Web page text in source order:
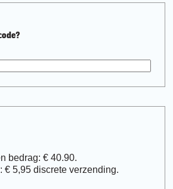
bedrag: € 40.90.
€ 5,95discrete verzending.